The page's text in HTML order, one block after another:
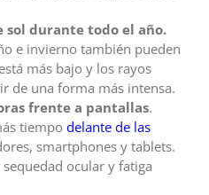
sol durante todo el año.
e invierno también pueden
más bajo y los rayos
de una forma más intensa.
frente a pantallas.
tiempo delante de las
smartphones y tablets.
ocular y fatiga